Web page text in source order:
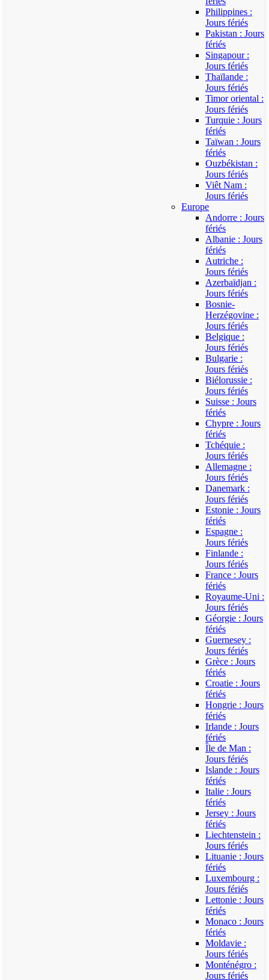
Philippines :
Jours fériés
Pakistan : Jours
fériés
Singapour :
Jours fériés
Thaïlande :
Jours fériés
Timor oriental :
Jours fériés
Turquie : Jours
fériés
Taïwan : Jours
fériés
Ouzbékistan :
Jours fériés
Viêt Nam :
Jours fériés
Europe
Andorre : Jours
fériés
Albanie : Jours
fériés
Autriche :
Jours fériés
Azerbaïdjan :
Jours fériés
Bosnie-
Herzégovine :
Jours fériés
Belgique :
Jours fériés
Bulgarie :
Jours fériés
Biélorussie :
Jours fériés
Suisse : Jours
fériés
Chypre : Jours
fériés
Tchéquie :
Jours fériés
Allemagne :
Jours fériés
Danemark :
Jours fériés
Estonie : Jours
fériés
Espagne :
Jours fériés
Finlande :
Jours fériés
France : Jours
fériés
Royaume-Uni :
Jours fériés
Géorgie : Jours
fériés
Guernesey :
Jours fériés
Grèce : Jours
fériés
Croatie : Jours
fériés
Hongrie : Jours
fériés
Irlande : Jours
fériés
Île de Man :
Jours fériés
Islande : Jours
fériés
Italie : Jours
fériés
Jersey : Jours
fériés
Liechtenstein :
Jours fériés
Lituanie : Jours
fériés
Luxembourg :
Jours fériés
Lettonie : Jours
fériés
Monaco : Jours
fériés
Moldavie :
Jours fériés
Monténégro :
Jours fériés